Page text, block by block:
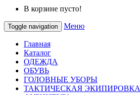
В корзине пусто!
Toggle navigation Меню
Главная
Каталог
ОДЕЖДА
ОБУВЬ
ГОЛОВНЫЕ УБОРЫ
ТАКТИЧЕСКАЯ ЭКИПИРОВКА